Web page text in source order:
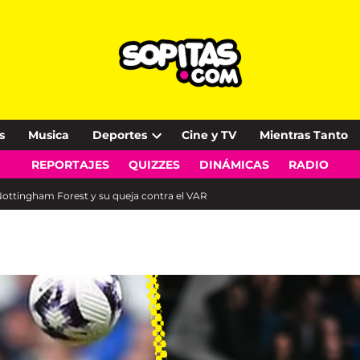
Musica Deportes
Open
dropdown
Cine y TV Mientras Tanto
REPORTAJES QUIZZES DINÁMICAS RADIO
Forest y su queja contra el VAR